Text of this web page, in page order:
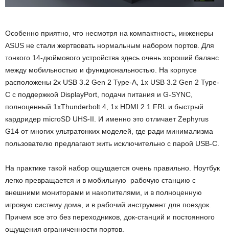
Особенно приятно, что несмотря на компактность, инженеры
ASUS не стали жертвовать нормальным набором портов. Для
тонкого 14-дюймового устройства здесь очень хороший баланс
между мобильностью и функциональностью. На корпусе
расположены 2x USB 3.2 Gen 2 Type-A, 1x USB 3.2 Gen 2 Type-
C с поддержкой DisplayPort, подачи питания и G-SYNC,
полноценный 1xThunderbolt 4, 1x HDMI 2.1 FRL и быстрый
кардридер microSD UHS-II. И именно это отличает Zephyrus
G14 от многих ультратонких моделей, где ради минимализма
пользователю предлагают жить исключительно с парой USB-C.
На практике такой набор ощущается очень правильно. Ноутбук
легко превращается и в мобильную рабочую станцию с
внешними мониторами и накопителями, и в полноценную
игровую систему дома, и в рабочий инструмент для поездок.
Причем все это без переходников, док-станций и постоянного
ощущения ограниченности портов.